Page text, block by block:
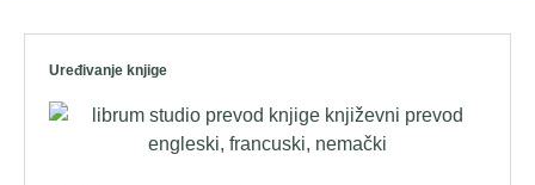
Uređivanje knjige